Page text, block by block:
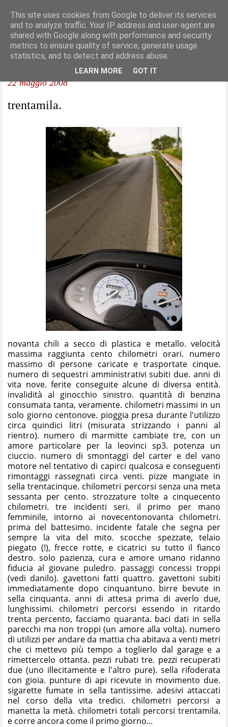
22 maggio 2008
trentamila.
novanta chili a secco di plastica e metallo. velocità
massima raggiunta cento chilometri orari. numero
massimo di persone caricate e trasportate cinque.
numero di sequestri amministrativi subiti due. anni di
vita nove. ferite conseguite alcune di diversa entità.
invalidità al ginocchio sinistro. quantità di benzina
consumata tanta, veramente. chilometri massimi in un
solo giorno centonove. pioggia presa durante l'utilizzo
circa quindici litri (misurata strizzando i panni al
rientro). numero di marmitte cambiate tre, con un
amore particolare per la leovinci sp3. potenza un
ciuccio. numero di smontaggi del carter e del vano
motore nel tentativo di capirci qualcosa e conseguenti
rimontaggi rassegnati circa venti. pizze mangiate in
sella trentacinque. chilometri percorsi senza una meta
sessanta per cento. strozzature tolte a cinquecento
chilometri. tre incidenti seri. il primo per mano
femminile, intorno ai novecentonovanta chilometri.
prima del battesimo. incidente fatale che segna per
sempre la vita del mito. scocche spezzate, telaio
piegato (!), frecce rotte, e cicatrici su tutto il fianco
destro. solo pazienza, cura e amore umano ridanno
fiducia al giovane puledro. passaggi concessi troppi
(vedi danilo). gavettoni fatti quattro. gavettoni subiti
immediatamente dopo cinquantuno. birre bevute in
sella cinquanta. anni di attesa prima di averlo due,
lunghissimi. chilometri percorsi essendo in ritardo
trenta percento, facciamo quaranta. baci dati in sella
parecchi ma non troppi (un amore alla volta). numero
di utilizzi per andare da mattia cha abitava a venti metri
che ci mettevo più tempo a toglierlo dal garage e a
rimettercelo ottanta. pezzi rubati tre. pezzi recuperati
due (uno illecitamente e l'altro pure). sella rifoderata
con gioia. punture di api ricevute in movimento due.
sigarette fumate in sella tantissime. adesivi attaccati
nel corso della vita tredici. chilometri percorsi a
manetta la metà. chilometri totali percorsi trentamila.
e corre ancora come il primo giorno...
This site uses cookies from Google to deliver its services
and to analyze traffic. Your IP address and user-agent are
shared with Google along with performance and security
metrics to ensure quality of service, generate usage
statistics, and to detect and address abuse.
LEARN MORE GOT IT